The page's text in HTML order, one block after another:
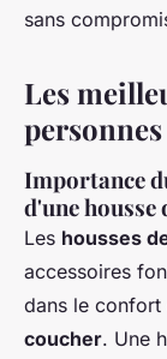
sans
Les
Importance
d'une housse
Les housses
accessoires
dans le
coucher. Une